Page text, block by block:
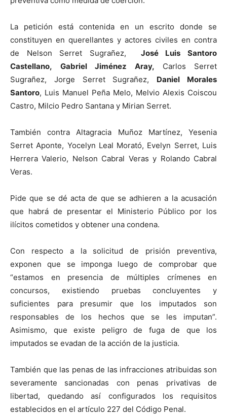
La petición está contenida en un escrito donde se
constituyen en querellantes y actores civiles en contra
de Nelson Serret Sugrañez, José Luis Santoro
Castellano,
Gabriel Jiménez Aray, Carlos Serret
Sugrañez, Jorge Serret Sugrañez, Daniel Morales
Santoro, Luis Manuel Peña Melo, Melvio Alexis Coiscou
Castro, Milcio Pedro Santana y Mirian Serret.
También contra Altagracia Muñoz Martínez, Yesenia
Serret Aponte, Yocelyn Leal Morató, Evelyn Serret, Luis
Herrera Valerio, Nelson Cabral Veras y Rolando Cabral
Veras.
Pide que se dé acta de que se adhieren a la acusación
que habrá de presentar el Ministerio Público por los
ilícitos cometidos y obtener una condena.
Con respecto a la solicitud de prisión preventiva,
exponen que se imponga luego de comprobar que
“estamos en presencia de múltiples crímenes en
concursos, existiendo pruebas concluyentes y
suficientes para presumir que los imputados son
responsables de los hechos que se les imputan”.
Asimismo, que existe peligro de fuga de que los
imputados se evadan de la acción de la justicia.
También que las penas de las infracciones atribuidas son
severamente sancionadas con penas privativas de
libertad, quedando así configurados los requisitos
establecidos en el artículo 227 del Código Penal.